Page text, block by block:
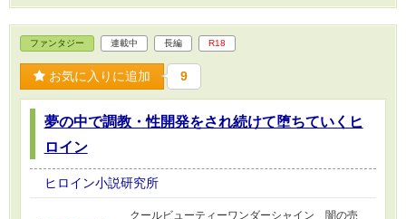
ファンタジー 連載中 長編 R18
お気に入りに追加 9
夢の中で調教・性開発をされ続けて堕ちていくヒ
ロイン
ヒロイン小説研究所
クールビューティーワンダーシャイン 闇の売